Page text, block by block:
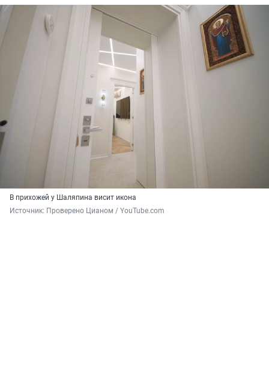
В прихожей у Шаляпина висит икона
Источник: Проверено Цианом / YouTube.com